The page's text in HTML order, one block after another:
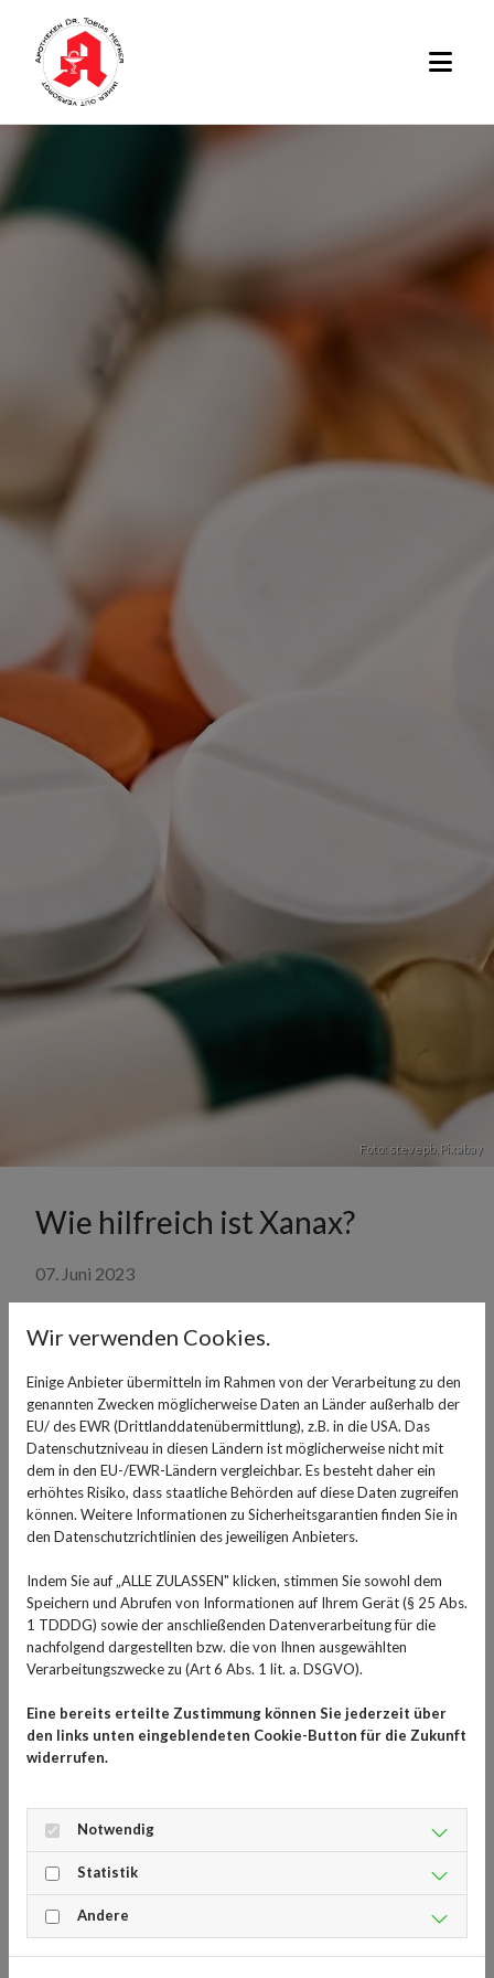
Foto: stevepb, Pixabay
Wie hilfreich ist Xanax?
07. Juni 2023
Schlafstörungen leitet, bekommt zur Behandlung häufig
das Medikament Xanax verschrieben. Der Wirkstoff in
Xanax heißt Alprazolam. Dieser gehört zur Gruppe der
Benzodiazepine, die auf bestimmte Gehirnregionen
wirken, die für die Entstehung von Angst und Panik
verantwortlich sind. So funktioniert die Therapie mit
Xanax:
beruhigt die Nerven
Die Gamma-Aminobuttersäure - kurz GABA - ist ein
wichtiger Neurotransmitter im Gehirn, er hemmt dort
verstärken die Wirkung dieses Neurotransmitters. Denn
einen Mangel an GABA kann zu Depressionen,
Diese Angstzustände halten lange an und sind nicht an
ein konkretes Ereignis gebunden. Die Patienten leiden
allerdings sehr darunter, machen sich dauernd Sorgen
und spüren auch körperliche Auswirkungen wie
Schlaflosigkeit oder Spannungskopfschmerzen. Wird
Wir verwenden Cookies.
Einige Anbieter übermitteln im Rahmen von der Verarbeitung zu den
genannten Zwecken möglicherweise Daten an Länder außerhalb der
EU/ des EWR (Drittlanddatenübermittlung), z.B. in die USA. Das
Datenschutzniveau in diesen Ländern ist möglicherweise nicht mit
dem in den EU-/EWR-Ländern vergleichbar. Es besteht daher ein
erhöhtes Risiko, dass staatliche Behörden auf diese Daten zugreifen
können. Weitere Informationen zu Sicherheitsgarantien finden Sie in
den Datenschutzrichtlinien des jeweiligen Anbieters.
Indem Sie auf „ALLE ZULASSEN" klicken, stimmen Sie sowohl dem
Speichern und Abrufen von Informationen auf Ihrem Gerät (§ 25 Abs.
1 TDDDG) sowie der anschließenden Datenverarbeitung für die
nachfolgend dargestellten bzw. die von Ihnen ausgewählten
Verarbeitungszwecke zu (Art 6 Abs. 1 lit. a. DSGVO).
Eine bereits erteilte Zustimmung können Sie jederzeit über
den links unten eingeblendeten Cookie-Button für die Zukunft
widerrufen.
Notwendig
Statistik
Andere